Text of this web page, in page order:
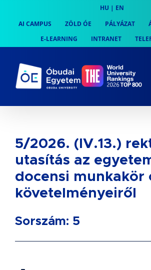
content
HU | EN
AI CAMPUS
ZÖLD ÓE PÁLYÁZAT
E-LEARNING
INTRANET
5/2026. (IV.13.)
utasítás az
docensi munkakör
követelményeiről
Sorszám: 5